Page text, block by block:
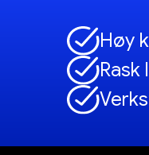
Høy
Rask